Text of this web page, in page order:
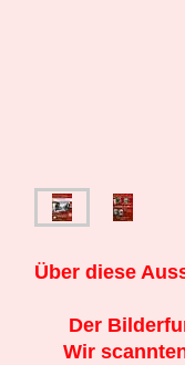
Über diese
Der
Wir